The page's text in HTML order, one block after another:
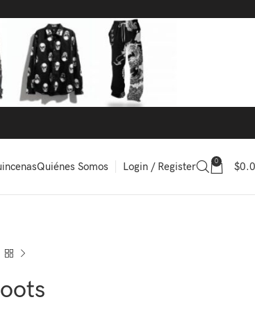
Quiénes Somos Login / Register 0 $